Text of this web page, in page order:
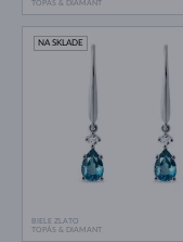
TOPÁS & DIAMANT
BIELE ZLATO
TOPÁS & DIAMANT
NA SKLADE